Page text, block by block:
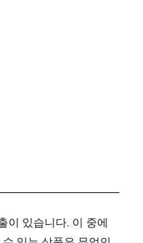
이 있습니다. 이 중에